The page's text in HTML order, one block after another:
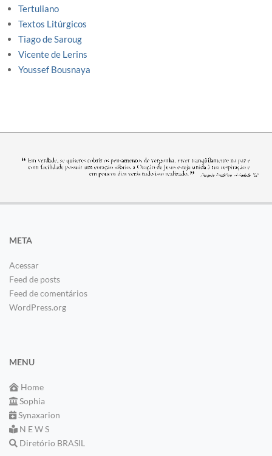
Tertuliano
Textos Litúrgicos
Tiago de Saroug
Vicente de Lerins
Youssef Bousnaya
META
Acessar
Feed de posts
Feed de comentários
WordPress.org
MENU
Home
Sophia
Synaxarion
N E W S
Diretório BRASIL